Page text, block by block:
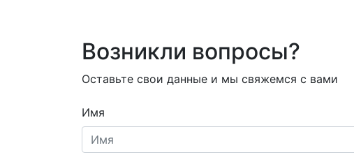
Возникли вопросы?
Оставьте свои данные и мы свяжемся с вами
Имя